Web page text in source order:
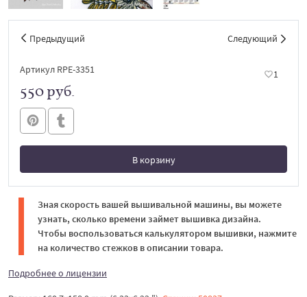
Предыдущий Следующий
Артикул RPE-3351 1
550 руб.
В корзину
В корзине
Зная скорость вашей вышивальной машины, вы можете
узнать, сколько времени займет вышивка дизайна.
Чтобы воспользоваться калькулятором вышивки, нажмите
на количество стежков в описании товара.
Подробнее о лицензии